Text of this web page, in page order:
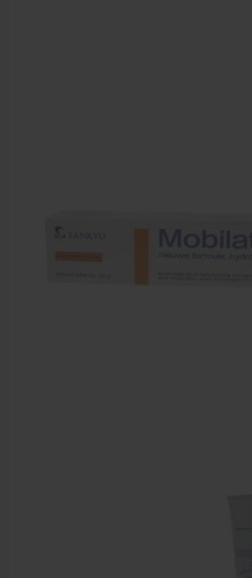
EHBO en BHV